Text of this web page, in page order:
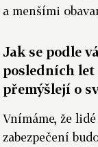
a menšími
Jak se podle
posledních let
přemýšlejí o
Vnímáme, že
zabezpečení